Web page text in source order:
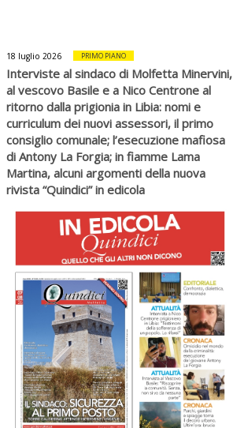
18 luglio 2026 PRIMO PIANO
Interviste al sindaco di Molfetta Minervini,
al vescovo Basile e a Nico Centrone al
ritorno dalla prigionia in Libia: nomi e
curriculum dei nuovi assessori, il primo
consiglio comunale; l’esecuzione mafiosa
di Antony La Forgia; in fiamme Lama
Martina, alcuni argomenti della nuova
rivista “Quindici” in edicola